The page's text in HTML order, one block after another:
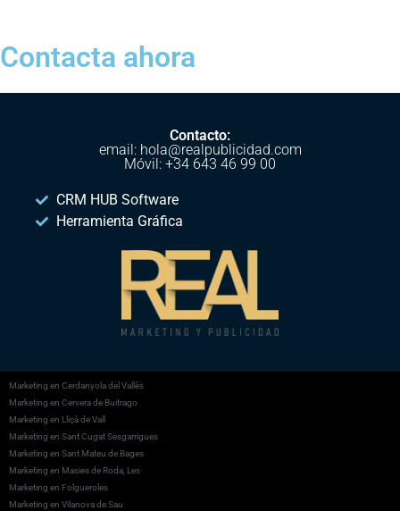
Contacta ahora
Contacto:
email: hola@realpublicidad.com
Móvil: +34 643 46 99 00
CRM HUB Software
Herramienta Gráfica
Marketing en Cerdanyola del Vallès
Marketing en Cervera de Buitrago
Marketing en Lliçà de Vall
Marketing en Sant Cugat Sesgarrigues
Marketing en Sant Mateu de Bages
Marketing en Masies de Roda, Les
Marketing en Folgueroles
Marketing en Vilanova de Sau